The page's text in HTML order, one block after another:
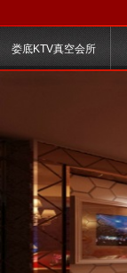
娄底KTV真空会所